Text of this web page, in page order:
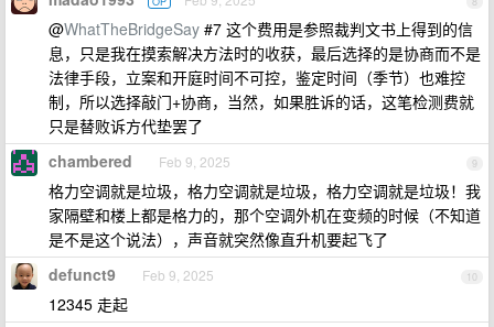
@WhatTheBridgeSay #7 这个费用是参照裁判文书上得到的信
息，只是我在摸索解决方法时的收获，最后选择的是协商而不是
法律手段，立案和开庭时间不可控，鉴定时间（季节）也难控
制，所以选择敲门+协商，当然，如果胜诉的话，这笔检测费就
只是替败诉方代垫罢了
9
chambered Feb 9, 2025
格力空调就是垃圾，格力空调就是垃圾，格力空调就是垃圾！我
家隔壁和楼上都是格力的，那个空调外机在变频的时候（不知道
是不是这个说法），声音就突然像直升机要起飞了
10
defunct9 Feb 9, 2025
12345 走起